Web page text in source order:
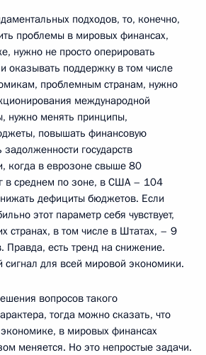
подходов, то, конечно,
проблемы в мировых финансах,
нужно не просто оперировать
оказывать поддержку в том числе
проблемным странам, нужно
международной
нужно менять принципы,
повышать финансовую
государств
когда в еврозоне свыше 80
в среднем по зоне, в США – 104
дефициты бюджетов. Если
этот параметр себя чувствует,
странах, в том числе в Штатах, – 9
Правда, есть тренд на снижение.
сигнал для всей мировой экономики.
вопросов такого
тогда можно сказать, что
в мировых финансах
меняется. Но это непростые задачи.